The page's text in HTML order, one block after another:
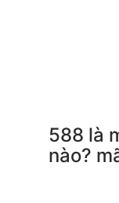
588 là
nào?